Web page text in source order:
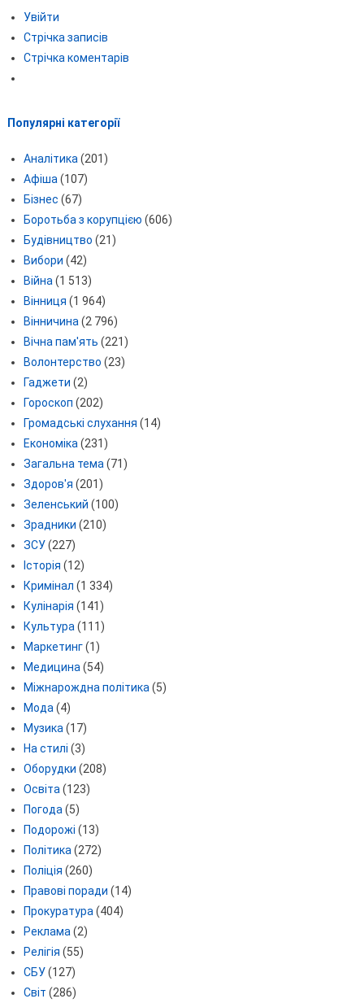
Увійти
Стрічка записів
Стрічка коментарів
Популярні категорії
Аналітика (201)
Афіша (107)
Бізнес (67)
Боротьба з корупцією (606)
Будівництво (21)
Вибори (42)
Війна (1 513)
Вінниця (1 964)
Вінничина (2 796)
Вічна пам'ять (221)
Волонтерство (23)
Гаджети (2)
Гороскоп (202)
Громадські слухання (14)
Економіка (231)
Загальна тема (71)
Здоров'я (201)
Зеленський (100)
Зрадники (210)
ЗСУ(227)
Історія (12)
Кримінал (1 334)
Кулінарія (141)
Культура (111)
Маркетинг(1)
Медицина (54)
Міжнарождна політика (5)
Мода (4)
Музика (17)
На стилі (3)
Оборудки (208)
Освіта (123)
Погода (5)
Подорожі (13)
Політика (272)
Поліція (260)
Правові поради (14)
Прокуратура (404)
Реклама (2)
Релігія (55)
СБУ(127)
Світ (286)